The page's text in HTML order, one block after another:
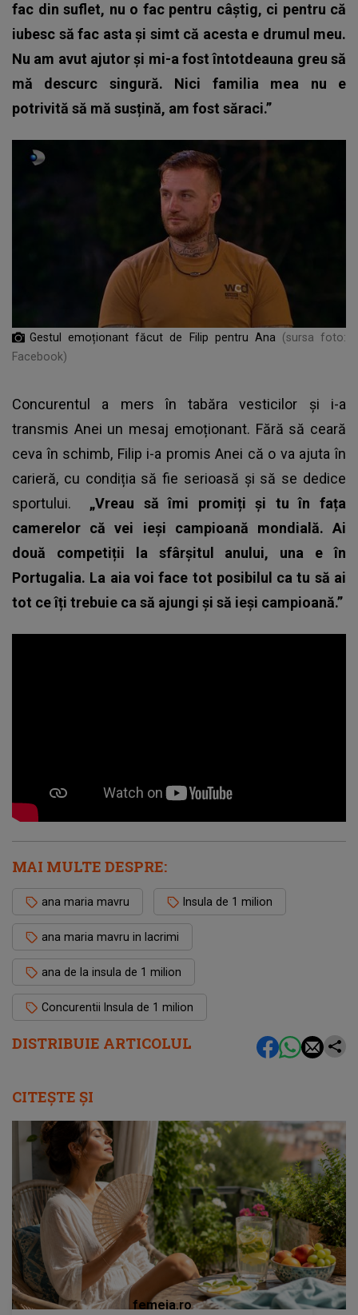
DISTRIBUIE ARTICOLUL
fac din suflet, nu o fac pentru câștig, ci pentru că
iubesc să fac asta și simt că acesta e drumul meu.
Nu am avut ajutor și mi-a fost întotdeauna greu să
mă descurc singură. Nici familia mea nu e
potrivită să mă susțină, am fost săraci.”
Gestul emoționant făcut de Filip pentru Ana
(sursa foto:
Facebook)
Concurentul a mers în tabăra vesticilor și i-a
transmis Anei un mesaj emoționant. Fără să ceară
ceva în schimb, Filip i-a promis Anei că o va ajuta în
carieră, cu condiția să fie serioasă și să se dedice
sportului. „Vreau să îmi promiți și tu în fața
camerelor că vei ieși campioană mondială. Ai
două competiții la sfârșitul anului, una e în
Portugalia. La aia voi face tot posibilul ca tu să ai
tot ce îți trebuie ca să ajungi și să ieși campioană.”
MAI MULTE DESPRE:
ana maria mavru Insula de 1 milion
ana maria mavru in lacrimi
ana de la insula de 1 milion
Concurentii Insula de 1 milion
CITEȘTE ȘI
femeia.ro